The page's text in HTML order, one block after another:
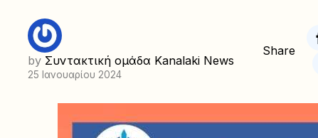
by Συντακτική ομάδα Kanalaki News
25 Ιανουαρίου 2024
Share